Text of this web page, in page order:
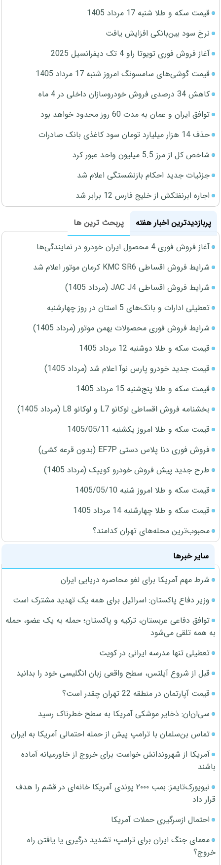
قیمت سکه و طلا شنبه 17 مرداد 1405
نرخ سود بین‌بانکی افزایش یافت
آغاز فروش فوری تویوتا راو 4 تک دیفرانسیل 2025
قیمت گوشی‌های سامسونگ امروز شنبه 17 مرداد 1405
کاهش 34 درصدی فروش خودروسازان داخلی در 4 ماه
توافق ایران و عمان به مدت 60 روز محدود خواهد بود
حذف 14 هزار میلیارد تومان سود کاغذی بانک صادرات
شاخص کل از مرز 5.5 میلیون واحد عبور کرد
جزئیات جدید احکام بازنشستگی اعلام شد
اجاره ابرنفتکش از خلیج فارس 12 برابر شد
پربازدیدترین اخبار هفته
پربحث ترین ها
آغاز فروش فوری 4 محصول ایران خودرو در نمایندگی‌ها
شرایط فروش اقساطی KMC SR6 کرمان موتور اعلام شد
شرایط فروش اقساطی JAC J4 (مرداد 1405)
تعطیلی ادارات و بانک‌های 5 استان در روز چهارشنبه
شرایط فروش فوری محصولات بهمن موتور (مرداد 1405)
قیمت سکه و طلا دوشنبه 12 مرداد 1405
قیمت جدید خودرو پارس نوآ اعلام شد (مرداد 1405)
قیمت سکه و طلا پنج‌شنبه 15 مرداد 1405
بخشنامه فروش اقساطی لوکانو L7 و لوکانو L8 (مرداد 1405)
قیمت سکه و طلا امروز یکشنبه 1405/05/11
فروش فوری دنا پلاس دستی EF7P (بدون قرعه کشی)
طرح جدید پیش فروش خودرو کوییک (مرداد 1405)
قیمت سکه و طلا امروز شنبه 1405/05/10
قیمت سکه و طلا چهارشنبه 14 مرداد 1405
محبوب‌ترین محله‌های تهران کدامند؟
سایر خبرها
شرط مهم آمریکا برای لغو محاصره دریایی ایران
وزیر دفاع پاکستان: اسرائیل برای همه یک تهدید مشترک است
توافق دفاعی عربستان، ترکیه و پاکستان؛ حمله به یک عضو، حمله
به همه تلقی می‌شود
تعطیلی تنها مدرسه ایرانی در کویت
قبل از شروع آیلتس، سطح واقعی زبان انگلیسی خود را بدانید
قیمت آپارتمان در منطقه 22 تهران چقدر است؟
سی‌ان‌ان: ذخایر موشکی آمریکا به سطح خطرناک رسید
تماس بن‌سلمان با ترامپ پیش از حمله احتمالی آمریکا به ایران
آمریکا از شهروندانش خواست برای خروج از خاورمیانه آماده
باشند
نیویورک‌تایمز: بمب ۲۰۰۰ پوندی آمریکا خانه‌ای در قشم را هدف
قرار داد
احتمال ازسرگیری حملات آمریکا
معمای جنگ ایران برای ترامپ؛ تشدید درگیری یا یافتن راه
خروج؟